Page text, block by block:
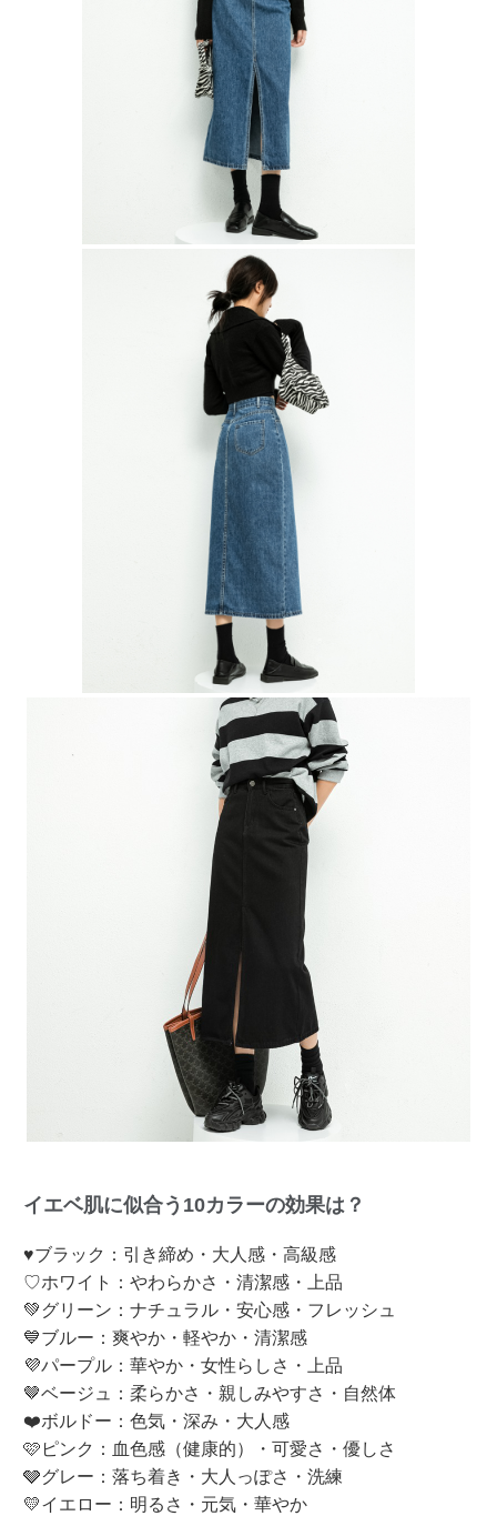
イエベ肌に似合う10カラーの効果は？
♥ブラック：引き締め・大人感・高級感
♡ホワイト：やわらかさ・清潔感・上品
💚グリーン：ナチュラル・安心感・フレッシュ
💙ブルー：爽やか・軽やか・清潔感
💜パープル：華やか・女性らしさ・上品
🤎ベージュ：柔らかさ・親しみやすさ・自然体
❤️ボルドー：色気・深み・大人感
🩷ピンク：血色感（健康的）・可愛さ・優しさ
🩶グレー：落ち着き・大人っぽさ・洗練
💛イエロー：明るさ・元気・華やか